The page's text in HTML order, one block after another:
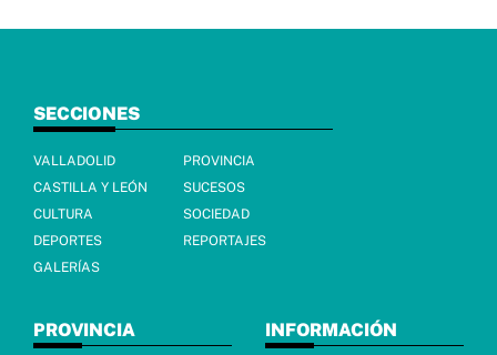
SECCIONES
VALLADOLID
PROVINCIA
CASTILLA Y LEÓN
SUCESOS
CULTURA
SOCIEDAD
DEPORTES
REPORTAJES
GALERÍAS
PROVINCIA INFORMACIÓN